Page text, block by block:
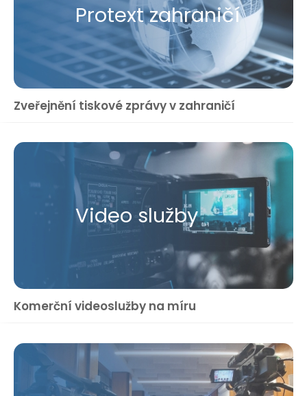
Protext zahraničí
Zveřejnění tiskové zprávy v zahraničí
Video služby
Komerční videoslužby na míru